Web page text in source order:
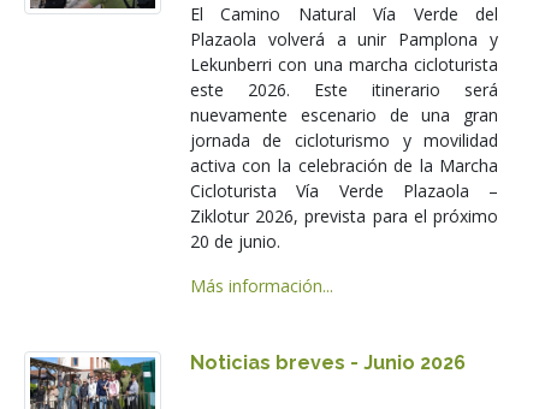
El Camino Natural Vía Verde del
Plazaola volverá a unir Pamplona y
Lekunberri con una marcha cicloturista
este 2026. Este itinerario será
nuevamente escenario de una gran
jornada de cicloturismo y movilidad
activa con la celebración de la Marcha
Cicloturista Vía Verde Plazaola –
Ziklotur 2026, prevista para el próximo
20 de junio.
Más información...
Noticias breves - Junio 2026